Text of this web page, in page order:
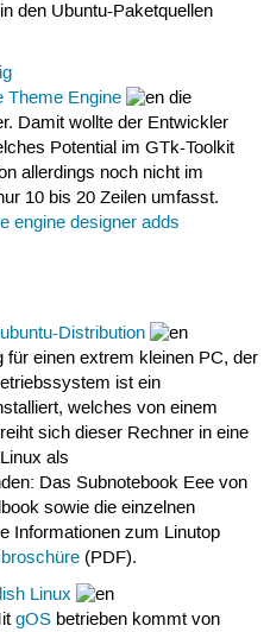
den Ubuntu-Paketquellen
Theme Engine
die
Damit wollte der Entwickler
Potential im GTk-Toolkit
allerdings noch nicht im
10 bis 20 Zeilen umfasst.
engine designer adds
Distribution
einen extrem kleinen PC, der
ist ein
welches von einem
sich dieser Rechner in eine
als
Das Subnotebook Eee von
sowie die einzelnen
Informationen zum Linutop
(PDF).
Linux
gOSbetrieben kommt von